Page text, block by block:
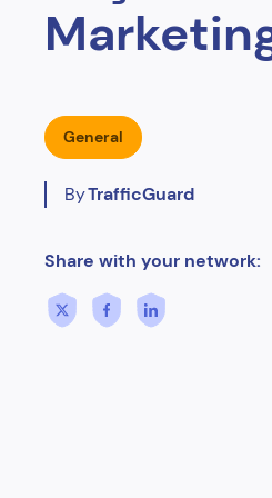
General
ByTrafficGuard
Share with your network: